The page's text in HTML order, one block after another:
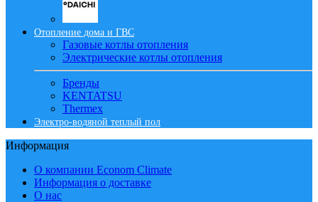
Отопление дома и ГВС
Газовые котлы отопления
Электрические котлы отопления
Бренды
KENTATSU
Thermex
Электро-водяной теплый пол
Информация
О компании Econom Climate
Информация о доставке
О нас